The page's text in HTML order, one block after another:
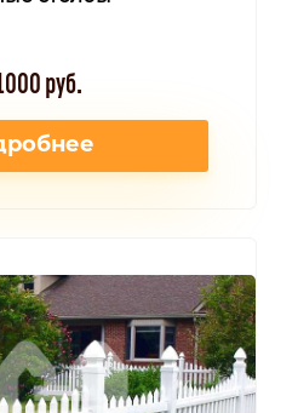
руб.